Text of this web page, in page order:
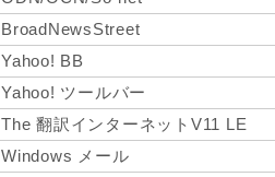
BroadNewsStreet
Yahoo! BB
Yahoo! ツールバー
The 翻訳インターネットV11 LE
Windows メール